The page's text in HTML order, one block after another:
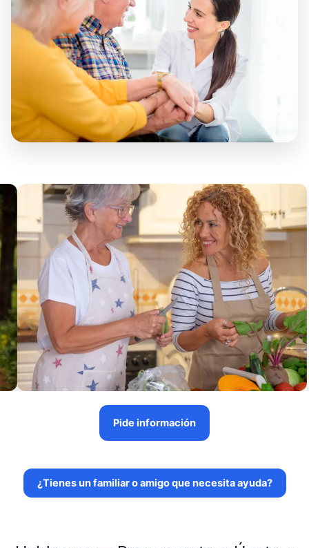
Pide información
¿Tienes un familiar o amigo que necesita ayuda?